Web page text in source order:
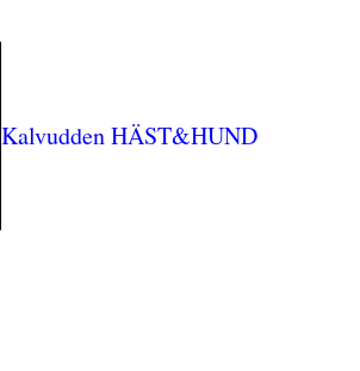
Kalvudden HÄST&HUND